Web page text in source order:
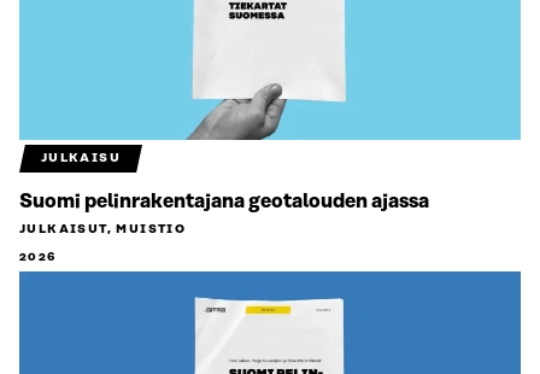
JULKAISU
Suomi pelinrakentajana geotalouden ajassa
JULKAISUT, MUISTIO
2026